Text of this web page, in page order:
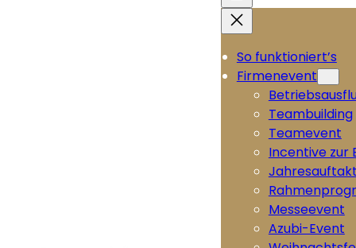
So funktioniert’s
Firmenevent
Teambuilding
Teamevent
Incentive zur
Messeevent
Azubi-Event